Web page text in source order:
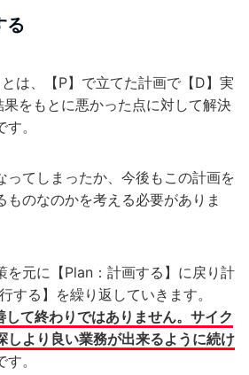
る
は、【P】で立てた計画で【D】実
をもとに悪かった点に対して解決
。
ってしまったか、今後もこの計画を
ものなのかを考える必要がありま
を元に【Plan：計画する】に戻り計
する】を繰り返していきます。
て終わりではありません。サイク
しより良い業務が出来るように続け
。